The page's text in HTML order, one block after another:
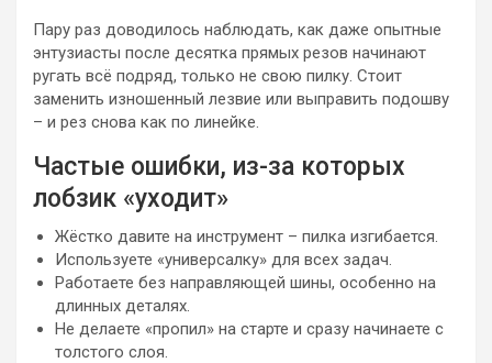
Пару раз доводилось наблюдать, как даже опытные
энтузиасты после десятка прямых резов начинают
ругать всё подряд, только не свою пилку. Стоит
заменить изношенный лезвие или выправить подошву
– и рез снова как по линейке.
Частые ошибки, из-за которых
лобзик «уходит»
Жёстко давите на инструмент – пилка изгибается.
Используете «универсалку» для всех задач.
Работаете без направляющей шины, особенно на
длинных деталях.
Не делаете «пропил» на старте и сразу начинаете с
толстого слоя.